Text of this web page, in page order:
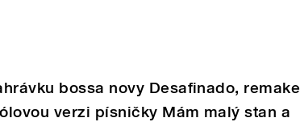
bossa novy Desafinado, remake
verzi písničky Mám malý stan a